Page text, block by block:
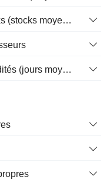
Délais d'écoulement des stocks (stocks moyens)
Cycle de conversion des liquidités (jours moyens)